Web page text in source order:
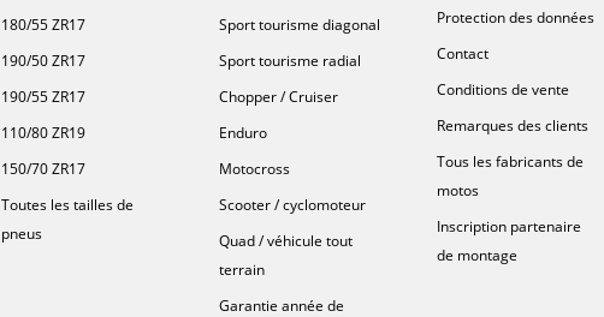
180/55 ZR17
190/50 ZR17
190/55 ZR17
110/80 ZR19
150/70 ZR17
Toutes les tailles de
pneus
Sport tourisme diagonal
Sport tourisme radial
Chopper / Cruiser
Enduro
Motocross
Scooter / cyclomoteur
Quad / véhicule tout
terrain
Garantie année de
Protection des données
Contact
Conditions de vente
Remarques des clients
Tous les fabricants de
motos
Inscription partenaire
de montage